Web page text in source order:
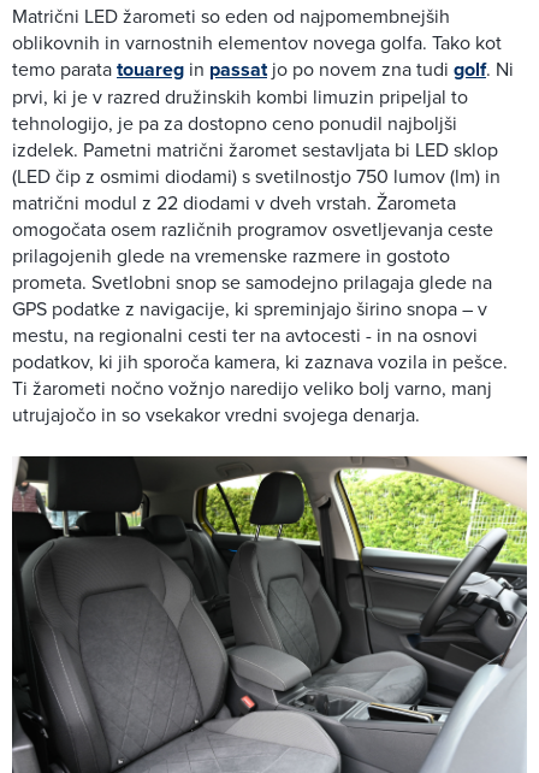
Matrični LED žarometi so eden od najpomembnejših
oblikovnih in varnostnih elementov novega golfa. Tako kot
temo paratatouareg in passatjo po novem zna tudi golf. Ni
prvi, ki je v razred družinskih kombi limuzin pripeljal to
tehnologijo, je pa za dostopno ceno ponudil najboljši
izdelek. Pametni matrični žaromet sestavljata bi LED sklop
(LED čip z osmimi diodami) s svetilnostjo 750 lumov (lm) in
matrični modul z 22 diodami v dveh vrstah. Žarometa
omogočata osem različnih programov osvetljevanja ceste
prilagojenih glede na vremenske razmere in gostoto
prometa. Svetlobni snop se samodejno prilagaja glede na
GPS podatke z navigacije, ki spreminjajo širino snopa – v
mestu, na regionalni cesti ter na avtocesti - in na osnovi
podatkov, ki jih sporoča kamera, ki zaznava vozila in pešce.
Ti žarometi nočno vožnjo naredijo veliko bolj varno, manj
utrujajočo in so vsekakor vredni svojega denarja.